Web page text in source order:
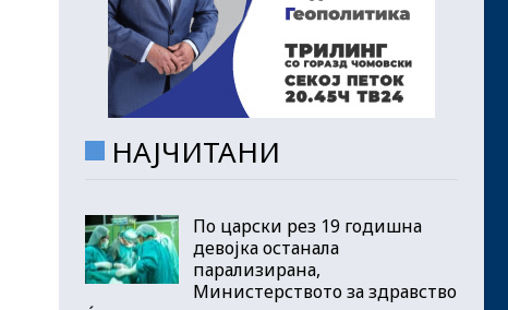
НАЈЧИТАНИ
По царски рез 19 годишна
девојка останала
парализирана,
Министерството за здравство